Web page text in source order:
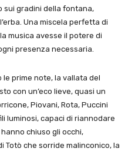
sui gradini della fontana,
Una miscela perfetta di
musica avesse il potere di
presenza necessaria.
prime note, la vallata del
con un’eco lieve, quasi un
Piovani, Rota, Puccini
luminosi, capaci di riannodare
chiuso gli occhi,
Totò che sorride malinconico, la